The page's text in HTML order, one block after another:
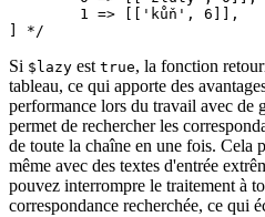
Si $lazy est true, la fonction
tableau, ce qui apporte des
performance lors du travail avec de
permet de rechercher les
de toute la chaîne en une fois. Cela
même avec des textes d'entrée
pouvez interrompre le traitement à
correspondance recherchée, ce qui